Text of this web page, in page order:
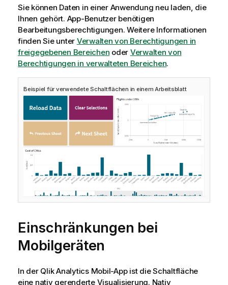
Sie können Daten in einer Anwendung neu laden, die
Ihnen gehört. App-Benutzer benötigen
Bearbeitungsberechtigungen. Weitere Informationen
finden Sie unter Verwalten von Berechtigungen in
freigegebenen Bereichen oder Verwalten von
Berechtigungen in verwalteten Bereichen.
Beispiel für verwendete Schaltflächen in einem Arbeitsblatt
Einschränkungen bei
Mobilgeräten
In der Qlik AnalyticsMobil-App ist die Schaltfläche
eine nativ gerenderte Visualisierung. Nativ